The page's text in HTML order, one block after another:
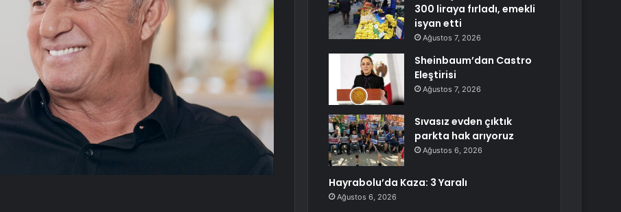
300 liraya fırladı, emekli
isyan etti
Ağustos 7, 2026
Sheinbaum’dan Castro
Eleştirisi
Ağustos 7, 2026
Sıvasız evden çıktık
parkta hak arıyoruz
Ağustos 6, 2026
Hayrabolu’da Kaza: 3 Yaralı
Ağustos 6, 2026